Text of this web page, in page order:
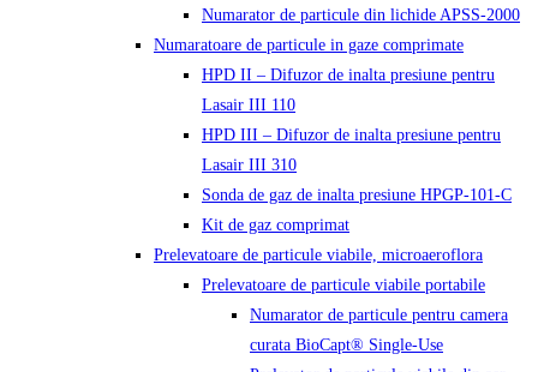
Numarator de particule din lichide APSS-2000
Numaratoare de particule in gaze comprimate
HPD II – Difuzor de inalta presiune pentru
Lasair III 110
HPD III – Difuzor de inalta presiune pentru
Lasair III 310
Sonda de gaz de inalta presiune HPGP-101-C
Kit de gaz comprimat
Prelevatoare de particule viabile, microaeroflora
Prelevatoare de particule viabile portabile
Numarator de particule pentru camera
curata BioCapt® Single-Use